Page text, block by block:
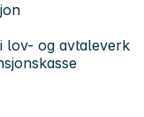
lov- og avtaleverk